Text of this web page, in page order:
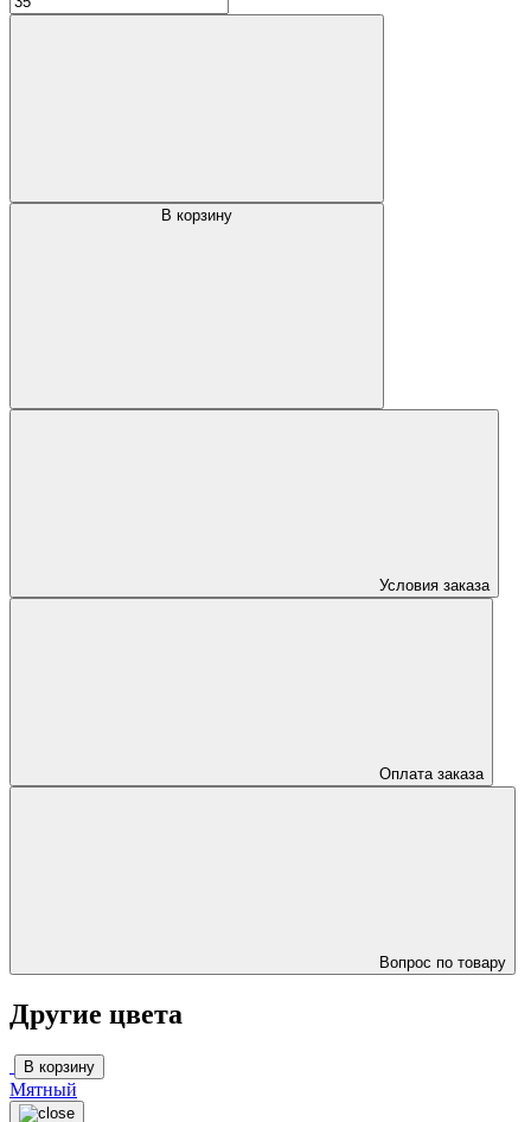
В корзину
Условия заказа
Оплата заказа
Вопрос по товару
Другие цвета
В корзину
Мятный